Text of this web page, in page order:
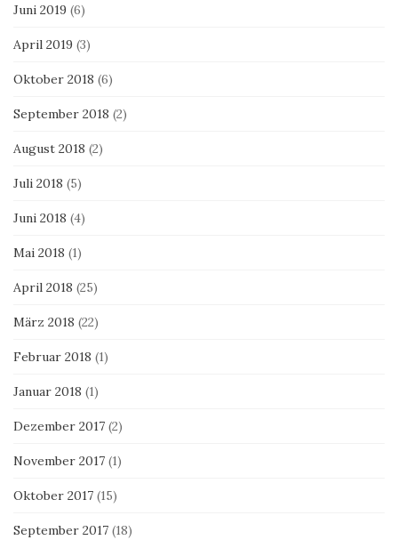
Juni 2019 (6)
April 2019 (3)
Oktober 2018 (6)
September 2018 (2)
August 2018 (2)
Juli 2018 (5)
Juni 2018 (4)
Mai 2018 (1)
April 2018 (25)
März 2018 (22)
Februar 2018 (1)
Januar 2018 (1)
Dezember 2017 (2)
November 2017 (1)
Oktober 2017 (15)
September 2017 (18)